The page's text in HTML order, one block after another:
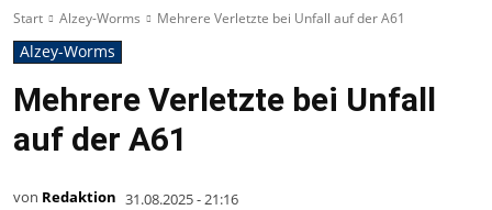
Start Alzey-Worms Mehrere Verletzte bei Unfall auf der A61
Alzey-Worms
Mehrere Verletzte bei Unfall
auf der A61
von Redaktion 31.08.2025 - 21:16